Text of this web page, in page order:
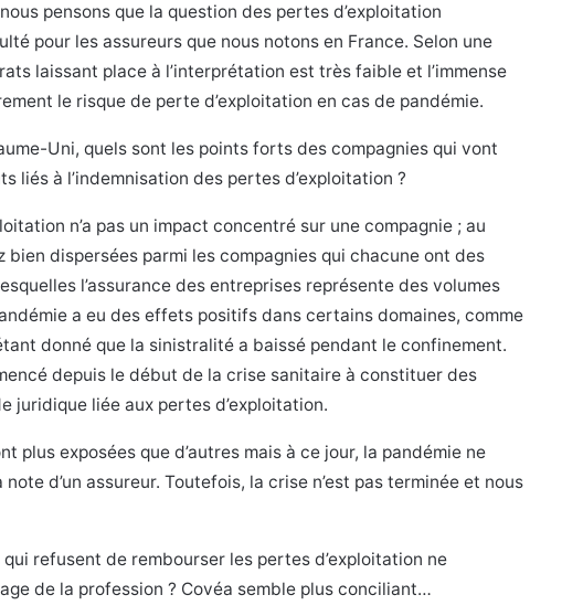
pensons que la question des pertes d’exploitation
pour les assureurs que nous notons en France. Selon une
laissant place à l’interprétation est très faible et l’immense
le risque de perte d’exploitation en cas de pandémie.
Uni, quels sont les points forts des compagnies qui vont
liés à l’indemnisation des pertes d’exploitation ?
n’a pas un impact concentré sur une compagnie ; au
dispersées parmi les compagnies qui chacune ont des
l’assurance des entreprises représente des volumes
a eu des effets positifs dans certains domaines, comme
donné que la sinistralité a baissé pendant le confinement.
depuis le début de la crise sanitaire à constituer des
juridique liée aux pertes d’exploitation.
plus exposées que d’autres mais à ce jour, la pandémie ne
d’un assureur. Toutefois, la crise n’est pas terminée et nous
refusent de rembourser les pertes d’exploitation ne
de la profession ? Covéa semble plus conciliant…